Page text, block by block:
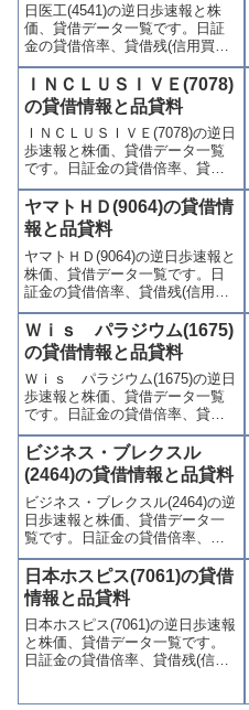
日医工(4541)の逆日歩速報と株
価、貸借データ一覧です。日証
金の貸借倍率、貸借残(信用買
残、信用売残)、品貸料(逆日
歩)、東証の週末残高、規制(注意
喚起・申込停止)など、空売り関
連情報を集計し、図解でわかり
やすくまとめて掲載していま
す。
ＩＮＣＬＵＳＩＶＥ(7078)
の貸借情報と品貸料
ＩＮＣＬＵＳＩＶＥ(7078)の逆日
歩速報と株価、貸借データ一覧
です。日証金の貸借倍率、貸借
残(信用買残、信用売残)、品貸料
(逆日歩)、東証の週末残高、規制
(注意喚起・申込停止)など、空売
り関連情報を集計し、図解でわ
かりやすくまとめて掲載してい
ます。
ヤマトＨＤ(9064)の貸借情
報と品貸料
ヤマトＨＤ(9064)の逆日歩速報と
株価、貸借データ一覧です。日
証金の貸借倍率、貸借残(信用買
残、信用売残)、品貸料(逆日
歩)、東証の週末残高、規制(注意
喚起・申込停止)など、空売り関
連情報を集計し、図解でわかり
やすくまとめて掲載していま
す。
Ｗｉｓ パラジウム(1675)
の貸借情報と品貸料
Ｗｉｓ パラジウム(1675)の逆日
歩速報と株価、貸借データ一覧
です。日証金の貸借倍率、貸借
残(信用買残、信用売残)、品貸料
(逆日歩)、東証の週末残高、規制
(注意喚起・申込停止)など、空売
り関連情報を集計し、図解でわ
かりやすくまとめて掲載してい
ます。
ビジネス・ブレクスル
(2464)の貸借情報と品貸料
ビジネス・ブレクスル(2464)の逆
日歩速報と株価、貸借データ一
覧です。日証金の貸借倍率、貸
借残(信用買残、信用売残)、品貸
料(逆日歩)、東証の週末残高、規
制(注意喚起・申込停止)など、空
売り関連情報を集計し、図解で
わかりやすくまとめて掲載して
います。
日本ホスピス(7061)の貸借
情報と品貸料
日本ホスピス(7061)の逆日歩速報
と株価、貸借データ一覧です。
日証金の貸借倍率、貸借残(信用